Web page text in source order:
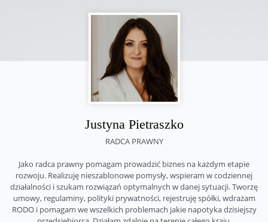
Justyna Pietraszko
RADCA PRAWNY
Jako radca prawny pomagam prowadzić biznes na każdym etapie
rozwoju. Realizuję nieszablonowe pomysły, wspieram w codziennej
działalności i szukam rozwiązań optymalnych w danej sytuacji. Tworzę
umowy, regulaminy, polityki prywatności, rejestruję spółki, wdrażam
RODO i pomagam we wszelkich problemach jakie napotyka dzisiejszy